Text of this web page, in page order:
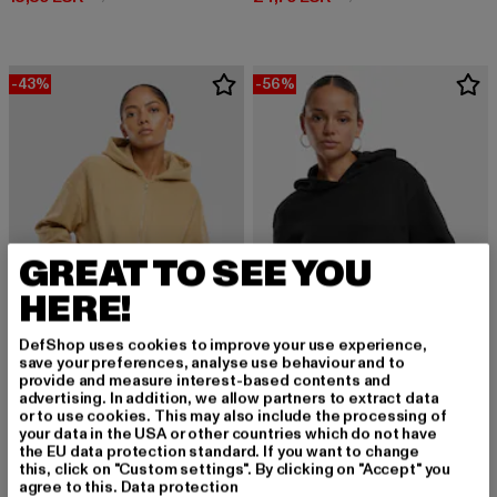
-43%
URBAN CLASSICS
Ladies Jacquard Velvet Oversized
22,79 EUR
Derzeitiger Preis: 22,79 EUR
39,99 EURAktionspreis: 39,99 EUR
-56%
URBAN CLASSICS
17,50 EUR
Derzeitiger Preis: 17,50 EUR
39,99 EURAktionspreis:
GREAT TO SEE YOU
HERE!
DefShop uses cookies to improve your use experience,
save your preferences, analyse use behaviour and to
provide and measure interest-based contents and
advertising. In addition, we allow partners to extract data
or to use cookies. This may also include the processing of
your data in the USA or other countries which do not have
the EU data protection standard. If you want to change
this, click on "Custom settings". By clicking on "Accept" you
agree to this. Data protection